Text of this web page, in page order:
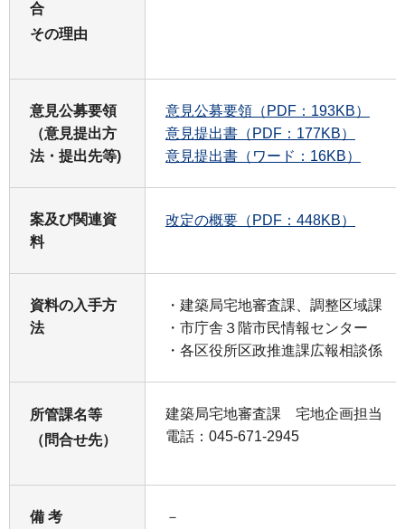
合
その理由
意見公募要領
（意見提出方
法・提出先等)
意見公募要領（PDF：193KB）
意見提出書（PDF：177KB）
意見提出書（ワード：16KB）
案及び関連資
料
改定の概要（PDF：448KB）
資料の入手方
法
・建築局宅地審査課、調整区域課
・市庁舎３階市民情報センター
・各区役所区政推進課広報相談係
所管課名等
（問合せ先）
建築局宅地審査課 宅地企画担当
電話：045-671-2945
備 考 －